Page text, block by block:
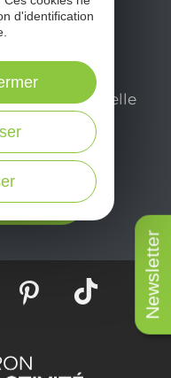
Newsletter
mensuelle
profiter
Aveyron.
ici
d'identification